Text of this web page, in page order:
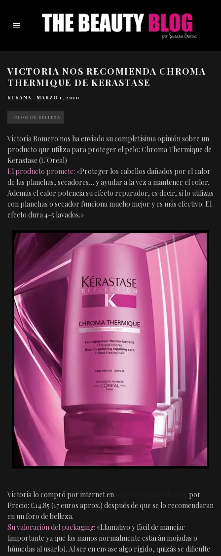
VICTORIA NOS RECOMIENDA CHROMA
THERMIQUE DE KERASTASE
SUSANA · MARZO 1, 2010
_BLOG DE BELLEZA
Victoria Romero nos ha enviado su completísima opinión sobre un
producto que utiliza para proteger el pelo: Chroma Thermique de
Kerastase (L´Oreal)
El producto promete: «Proteger los cabellos dañados por el calor
de las planchas, secadores… y ayudar a la vez a mantener el color.
Además el calor potencia su efecto reparador, es decir, si lo utilizas
con planchas o secador funciona mucho mejor y es más efectivo. El
efecto dura 4-5 lavados.»
Victoria lo compró por internet en
por
Precio: £14.85 (17 euros aprox.) después de que se lo recomendaran
en un foro de belleza.
Su valoración del packaging: «Llamativo y fácil de manejar
(importante ya que las manos normalmente estarán mojadas o
húmedas al usarlo). Al ser en envase algo rígido, quizás se dificulte